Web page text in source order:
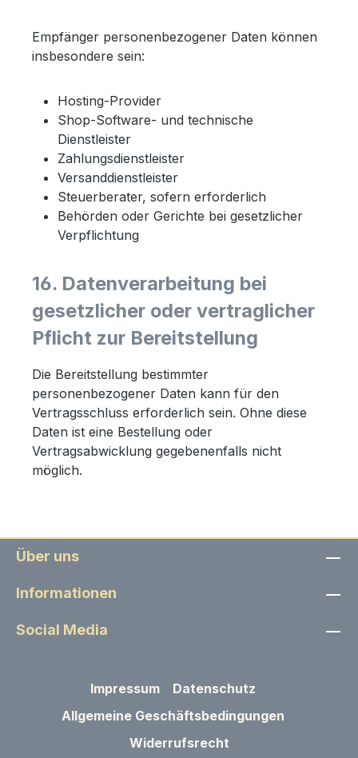
Empfänger personenbezogener Daten können
insbesondere sein:
Hosting-Provider
Shop-Software- und technische
Dienstleister
Zahlungsdienstleister
Versanddienstleister
Steuerberater, sofern erforderlich
Behörden oder Gerichte bei gesetzlicher
Verpflichtung
16. Datenverarbeitung bei
gesetzlicher oder vertraglicher
Pflicht zur Bereitstellung
Die Bereitstellung bestimmter
personenbezogener Daten kann für den
Vertragsschluss erforderlich sein. Ohne diese
Daten ist eine Bestellung oder
Vertragsabwicklung gegebenenfalls nicht
möglich.
Über uns
Informationen
Social Media
Impressum
Datenschutz
Allgemeine Geschäftsbedingungen
Widerrufsrecht